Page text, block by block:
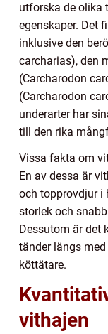
utforska de olika
egenskaper. Det
inklusive den
carcharias), den
(Carcharodon
(Carcharodon
underarter har
till den rika
Vissa fakta om
En av dessa är
och topprovdjur i
storlek och
Dessutom är det
tänder längs
köttätare.
vithajen